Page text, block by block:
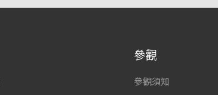
參觀
參觀須知